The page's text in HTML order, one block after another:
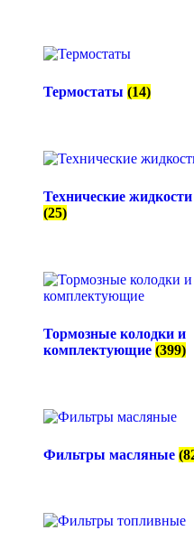
Термостаты (14)
Технические жидкости
(25)
Тормозные колодки и
комплектующие (399)
Фильтры масляные